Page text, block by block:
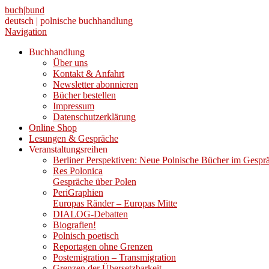
buch|bund
deutsch | polnische buchhandlung
Navigation
Buchhandlung
Über uns
Kontakt & Anfahrt
Newsletter abonnieren
Bücher bestellen
Impressum
Datenschutzerklärung
Online Shop
Lesungen & Gespräche
Veranstaltungsreihen
Berliner Perspektiven: Neue Polnische Bücher im
Res Polonica
Gespräche über Polen
PeriGraphien
Europas Ränder – Europas Mitte
DIALOG-Debatten
Biografien!
Polnisch poetisch
Reportagen ohne Grenzen
Postemigration – Transmigration